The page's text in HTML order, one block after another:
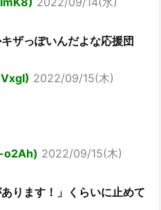
ザっぽいんだよな応援団
2022/09/15(木)
o2Ah) 2022/09/15(木)
ります！」くらいに止めて